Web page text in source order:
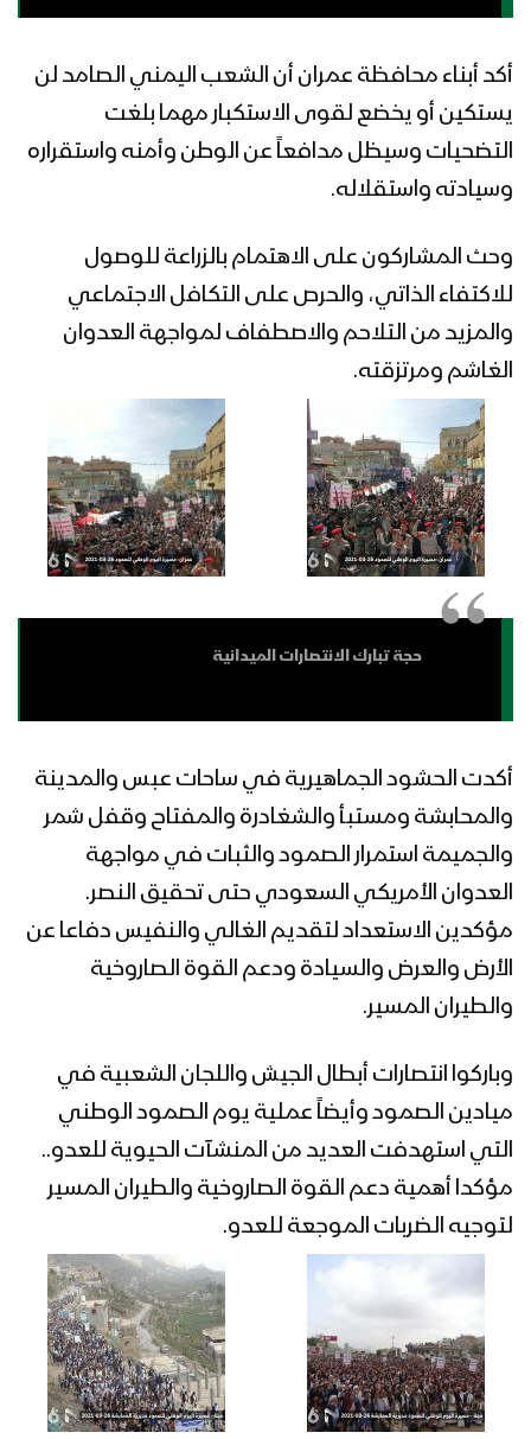
زامل العنفوان اليماني – عيسى الليث
نشيد معجزة العصر | فرقة أنصار الله
أكد أبناء محافظة عمران أن الشعب اليمني الصامد لن
يستكين أو يخضع لقوى الاستكبار مهما بلغت
التضحيات وسيظل مدافعاً عن الوطن وأمنه واستقراره
وحث المشاركون على الاهتمام بالزراعة للوصول
للاكتفاء الذاتي، والحرص على التكافل الاجتماعي
والمزيد من التلاحم والاصطفاف لمواجهة العدوان
الغاشم ومرتزقته.
أكدت الحشود الجماهيرية في ساحات عبس والمدينة
والمحابشة ومستبأ والشغادرة والمفتاح وقفل شمر
والجميمة استمرار الصمود والثبات في مواجهة
العدوان الأمريكي السعودي حتى تحقيق النصر.
مؤكدين الاستعداد لتقديم الغالي والنفيس دفاعا عن
الأرض والعرض والسيادة ودعم القوة الصاروخية
وباركوا انتصارات أبطال الجيش واللجان الشعبية في
ميادين الصمود وأيضاً عملية يوم الصمود الوطني
التي استهدفت العديد من المنشآت الحيوية للعدو..
مؤكدا أهمية دعم القوة الصاروخية والطيران المسير
لتوجيه الضربات الموجعة للعدو.